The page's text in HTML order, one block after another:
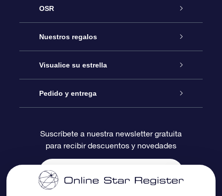
OSR
Atención
Contáctanos
Blog
Reseñas
Nuestros regalos
Regalo Estrella Online
Paquete de Regalo OSR
Tarjeta de Regalo OSR
Regalos empresariales
Visualice su estrella
Registro estelar
Página de Estrella Personalizada
Un Millón de Estrellas
Pedido y entrega
Información de Pago
Información de Envío
Suscríbete a nuestra newsletter gratuita
para recibir descuentos y novedades